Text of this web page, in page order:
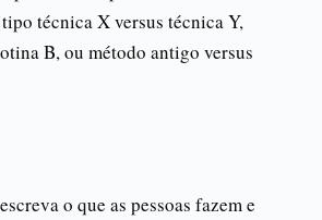
técnica X versus técnica Y,
B, ou método antigo versus
o que as pessoas fazem e